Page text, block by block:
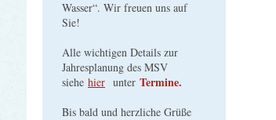
Wasser“. Wir freuen uns auf
Sie!
Alle wichtigen Details zur
Jahresplanung des MSV
siehe hier unter Termine.
Bis bald und herzliche Grüße